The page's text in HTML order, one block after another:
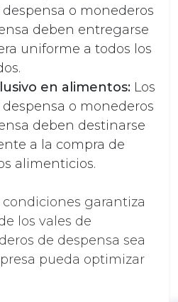
despensa o monederos
deben entregarse
uniforme a todos los
en alimentos:Los
despensa o monederos
deben destinarse
a la compra de
alimenticios.
garantiza
los vales de
de despensa sea
pueda optimizar